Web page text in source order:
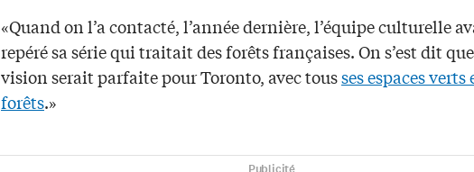
«Quand on l’a contacté, l’année dernière, l’équipe culturelle
repéré sa série qui traitait des forêts françaises. On s’est dit
vision serait parfaite pour Toronto, avec tousses espaces verts
forêts.»